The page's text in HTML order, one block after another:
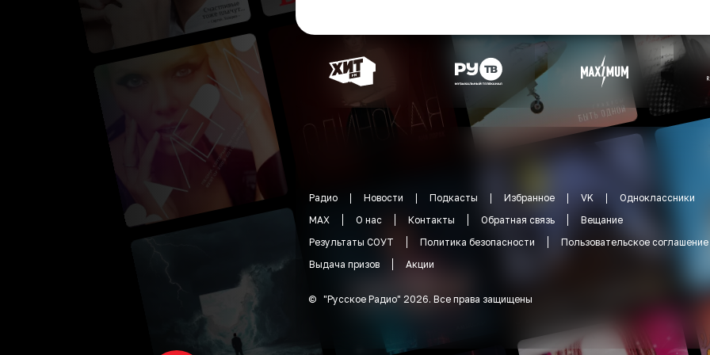
Радио Новости Подкасты Избранное VK
Одноклассники
MAX
О нас Контакты Обратная связь
Вещание
Результаты СОУТ
Политика безопасности
Пользовательское соглашение
Выдача призов
Акции
© "Русское Радио" 2026. Все права защищены